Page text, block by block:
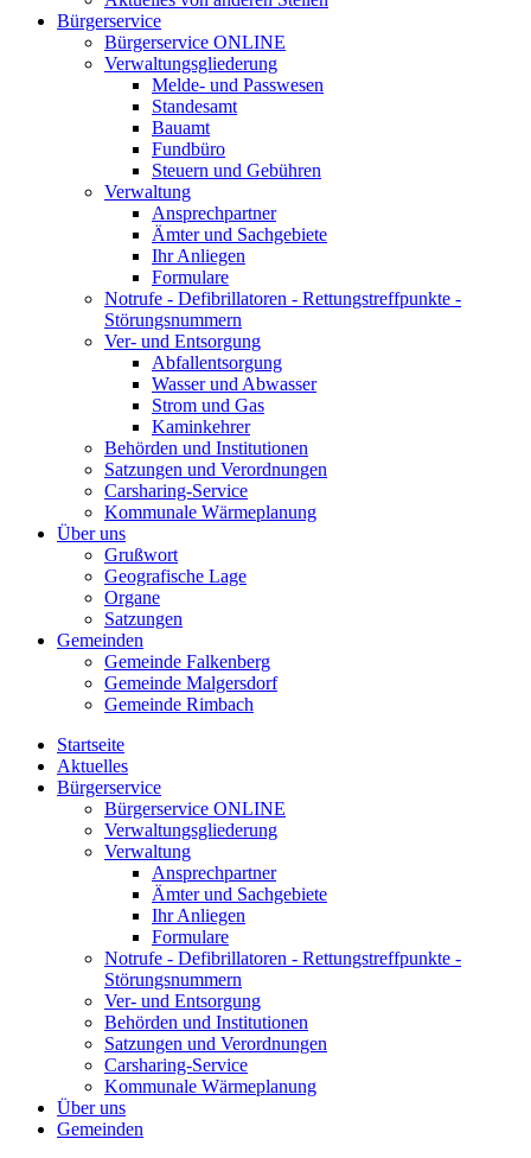
Bürgerservice
Bürgerservice ONLINE
Verwaltungsgliederung
Melde- und Passwesen
Standesamt
Bauamt
Fundbüro
Steuern und Gebühren
Verwaltung
Ansprechpartner
Ämter und Sachgebiete
Ihr Anliegen
Formulare
Notrufe - Defibrillatoren - Rettungstreffpunkte -
Störungsnummern
Ver- und Entsorgung
Abfallentsorgung
Wasser und Abwasser
Strom und Gas
Kaminkehrer
Behörden und Institutionen
Satzungen und Verordnungen
Carsharing-Service
Kommunale Wärmeplanung
Über uns
Grußwort
Geografische Lage
Organe
Satzungen
Gemeinden
Gemeinde Falkenberg
Gemeinde Malgersdorf
Gemeinde Rimbach
Startseite
Aktuelles
Bürgerservice
Bürgerservice ONLINE
Verwaltungsgliederung
Verwaltung
Ansprechpartner
Ämter und Sachgebiete
Ihr Anliegen
Formulare
Notrufe - Defibrillatoren - Rettungstreffpunkte -
Störungsnummern
Ver- und Entsorgung
Behörden und Institutionen
Satzungen und Verordnungen
Carsharing-Service
Kommunale Wärmeplanung
Über uns
Gemeinden